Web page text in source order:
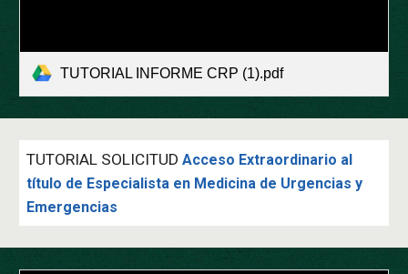
TUTORIAL INFORME CRP (1).pdf
TUTORIAL SOLICITUDAcceso Extraordinario al
título de Especialista en Medicina de Urgencias y
Emergencias